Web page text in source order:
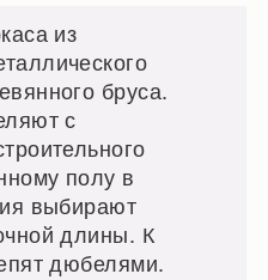
из
бруса.
с
полу в
выбирают
длины. К
дюбелями.